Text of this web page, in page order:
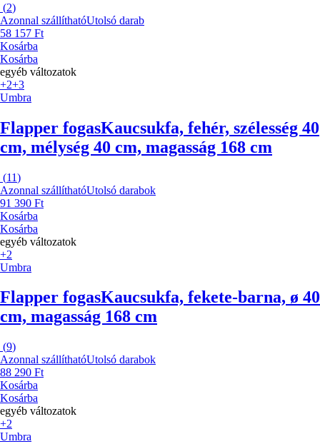
(2)
Azonnal szállíthatóUtolsó darab
58 157 Ft
Kosárba
Kosárba
egyéb változatok
+2+3
Umbra
Flapper fogasKaucsukfa, fehér, szélesség 40
cm, mélység 40 cm, magasság 168 cm
(11)
Azonnal szállíthatóUtolsó darabok
91 390 Ft
Kosárba
Kosárba
egyéb változatok
+2
Umbra
Flapper fogasKaucsukfa, fekete-barna, ø 40
cm, magasság 168 cm
(9)
Azonnal szállíthatóUtolsó darabok
88 290 Ft
Kosárba
Kosárba
egyéb változatok
+2
Umbra